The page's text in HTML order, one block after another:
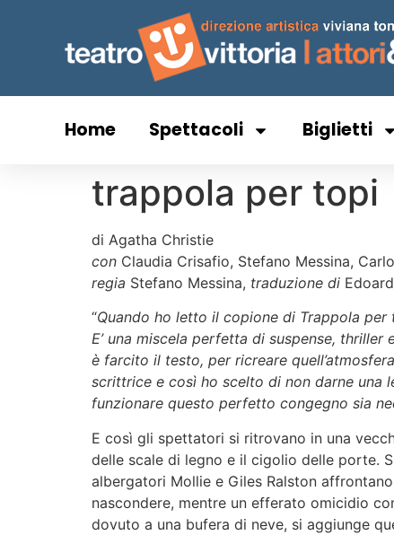
Home Spettacoli Biglietti
trappola per topi
di Agatha Christie
con Claudia Crisafio, Stefano Messina,
regia Stefano Messina, traduzione di
“Quando ho letto il copione di Trappola per
E’ una miscela perfetta di suspense,
è farcito il testo, per ricreare
scrittrice e così ho scelto di non darne
funzionare questo perfetto congegno sia
E così gli spettatori si ritrovano in una
delle scale di legno e il cigolio delle porte.
albergatori Mollie e Giles Ralston
nascondere, mentre un efferato omicidio
dovuto a una bufera di neve, si aggiunge